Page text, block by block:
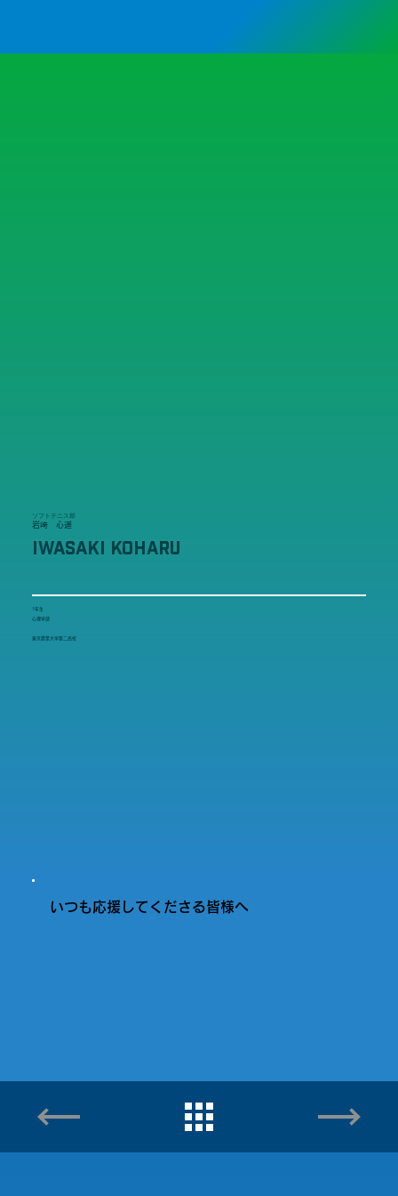
ソフトテニス部
岩﨑 心遥
IWASAKI KOHARU
1年生
心理学部
東京農業大学第二高校
いつも応援してくださる皆様へ